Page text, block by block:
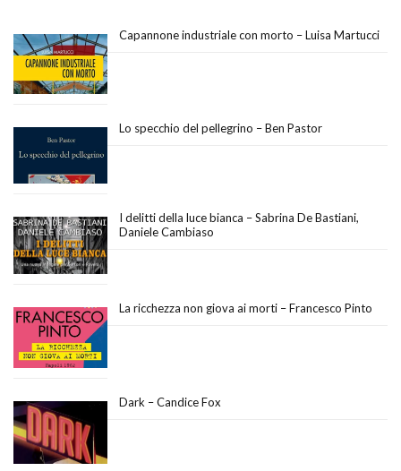
Capannone industriale con morto – Luisa Martucci
Lo specchio del pellegrino – Ben Pastor
I delitti della luce bianca – Sabrina De Bastiani,
Daniele Cambiaso
La ricchezza non giova ai morti – Francesco Pinto
Dark – Candice Fox